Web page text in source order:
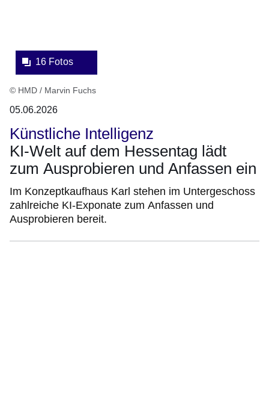
16 Fotos
© HMD / Marvin Fuchs
05.06.2026
Künstliche Intelligenz
KI-Welt auf dem Hessentag lädt
zum Ausprobieren und Anfassen ein
Im Konzeptkaufhaus Karl stehen im Untergeschoss
zahlreiche KI-Exponate zum Anfassen und
Ausprobieren bereit.